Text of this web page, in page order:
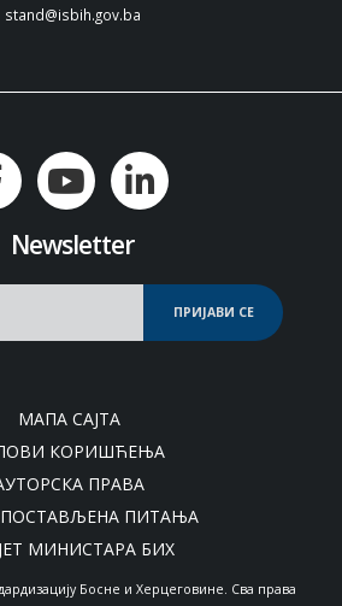
stand@isbih.gov.ba
Newsletter
ПРИЈАВИ СЕ
МАПА САЈТА
КОРИШЋЕЊА
ПРАВА
ПИТАЊА
МИНИСТАРА БИХ
Босне и Херцеговине. Сва права